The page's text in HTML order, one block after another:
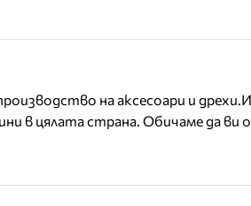
на аксесоари и
в цялата страна. Обичаме да ви